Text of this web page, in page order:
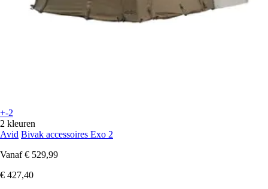
+-2
2 kleuren
Avid Bivak accessoires Exo 2
Vanaf € 529,99
€ 427,40